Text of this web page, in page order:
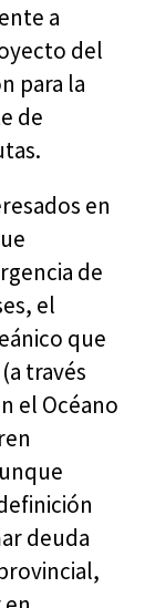
a
del
para la
de
en
de
el
que
través
el Océano
deuda